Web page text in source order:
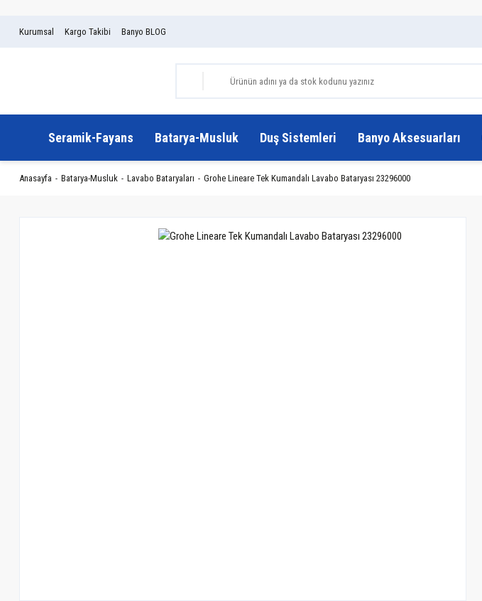
Kurumsal Kargo Takibi Banyo BLOG
Seramik-Fayans Batarya-Musluk Duş Sistemleri Banyo Aksesuarları
Anasayfa Batarya-Musluk Lavabo Bataryaları Grohe Lineare Tek Kumandalı Lavabo Bataryası 23296000